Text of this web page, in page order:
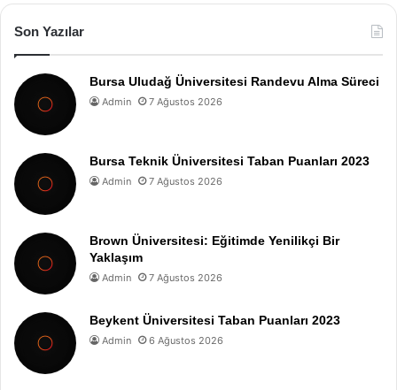
Son Yazılar
Bursa Uludağ Üniversitesi Randevu Alma Süreci
Admin 7 Ağustos 2026
Bursa Teknik Üniversitesi Taban Puanları 2023
Admin 7 Ağustos 2026
Brown Üniversitesi: Eğitimde Yenilikçi Bir
Yaklaşım
Admin 7 Ağustos 2026
Beykent Üniversitesi Taban Puanları 2023
Admin 6 Ağustos 2026